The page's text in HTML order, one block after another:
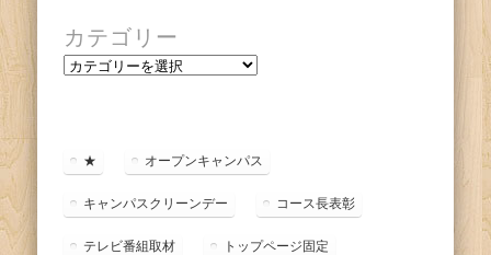
カテゴリー
カ
ー ★ オープンキャンパス
キャンパスクリーンデー コース長表彰
テレビ番組取材 トップページ固定